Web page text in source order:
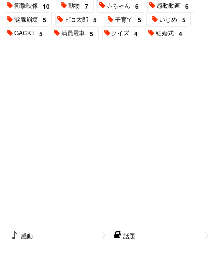
衝撃映像 10 動物 7 赤ちゃん 6 感動動画 6
涙腺崩壊 5 ピコ太郎 5 子育て 5 いじめ 5
GACKT 5 満員電車 5 クイズ 4 結婚式 4
感動 話題